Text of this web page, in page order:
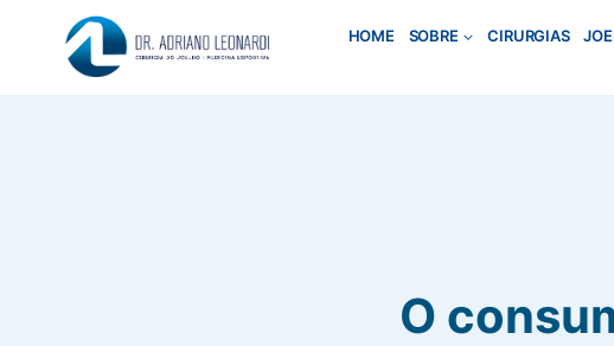
HOME SOBRE CIRURGIAS
O